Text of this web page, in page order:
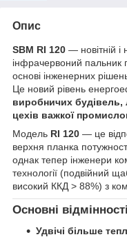
Опис
SBM RI 120 — новітній і
інфрачервоний пальник
основі інженерних
Це новий рівень
виробничих будівель,
цехів важкої
Модель RI 120 — це
верхня планка
однак тепер інженери
технології (подвійний
високий ККД > 88%) з
Основні
Удвічі більше